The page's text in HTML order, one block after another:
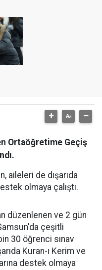
Ortaöğretime Geçiş
aileleri de dışarıda
olmaya çalıştı.
düzenlenen ve 2 gün
çeşitli
30 öğrenci sınav
Kuran-ı Kerim ve
destek olmaya